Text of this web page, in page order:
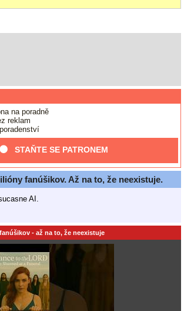
na poradně
reklam
STAŇTE SE PATRONEM
fanúšikov. Až na to, že neexistuje.
AI.
- až na to, že neexistuje